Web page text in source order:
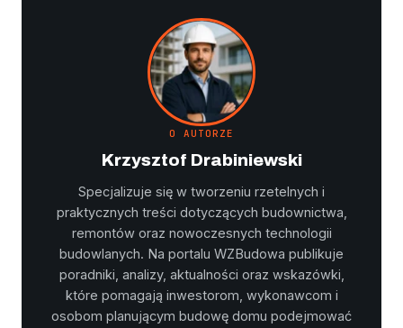
O AUTORZE
Krzysztof Drabiniewski
Specjalizuje się w tworzeniu rzetelnych i
praktycznych treści dotyczących budownictwa,
remontów oraz nowoczesnych technologii
budowlanych. Na portalu WZBudowa publikuje
poradniki, analizy, aktualności oraz wskazówki,
które pomagają inwestorom, wykonawcom i
osobom planującym budowę domu podejmować